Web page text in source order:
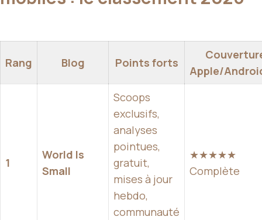
Rang Blog Points forts
Apple/
1
World Is
Small
Scoops
exclusifs,
analyses
pointues,
gratuit,
mises à jour
hebdo,
communauté
★★★★★
Complète